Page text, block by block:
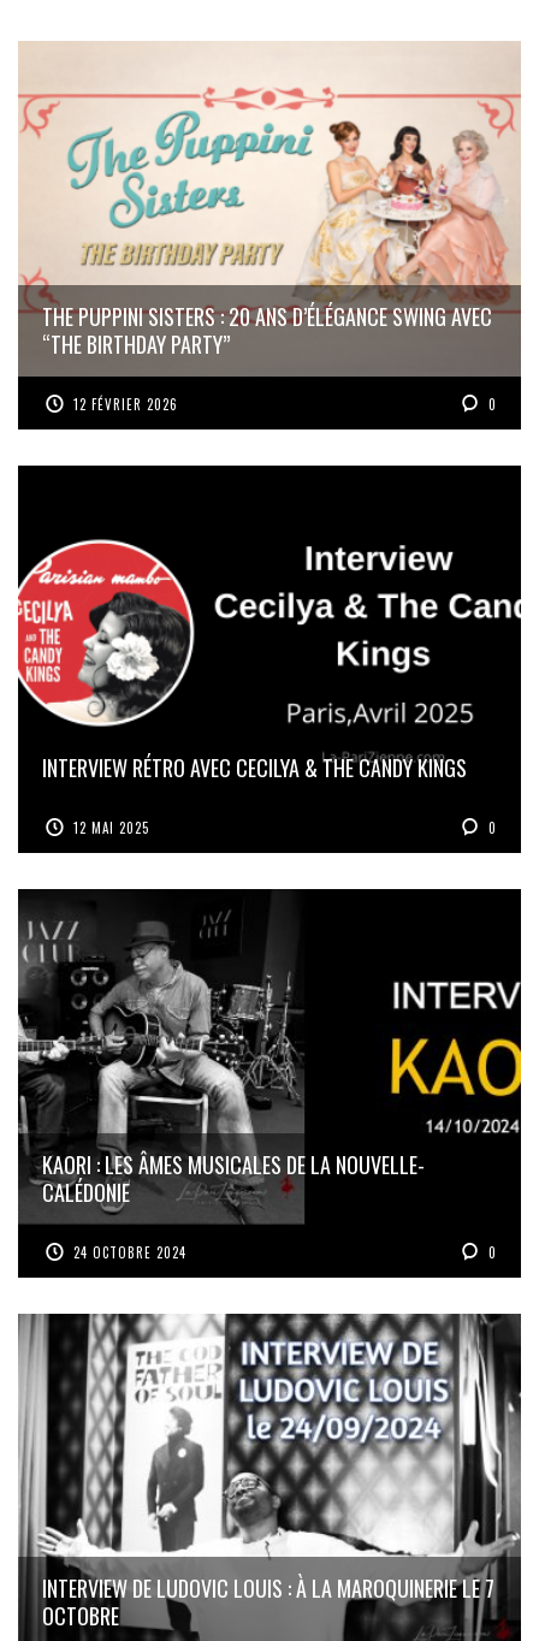
THE PUPPINI SISTERS : 20 ANS D’ÉLÉGANCE SWING AVEC
“THE BIRTHDAY PARTY”
12 FÉVRIER 2026 0
INTERVIEW RÉTRO AVEC CECILYA & THE CANDY KINGS
12 MAI 2025 0
KAORI : LES ÂMES MUSICALES DE LA NOUVELLE-
CALÉDONIE
24 OCTOBRE 2024 0
INTERVIEW DE LUDOVIC LOUIS : À LA MAROQUINERIE LE 7
OCTOBRE